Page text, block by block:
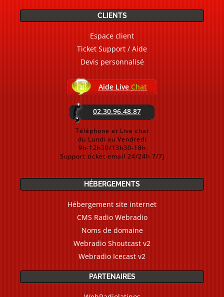
CLIENTS
Espace client
Ticket Support / Aide
Devis personnalisé
Aide Live Chat
02.30.96.48.87
Téléphone et Live chat
du Lundi au Vendredi
9h-12h30/13h30-18h
Support ticket email 24/24h 7/7j
HÉBERGEMENTS
Hébergement site internet
CMS Radio Webradio
Noms de domaine
Webradio Shoutcast v2
Webradio Icecast v2
PARTENAIRES